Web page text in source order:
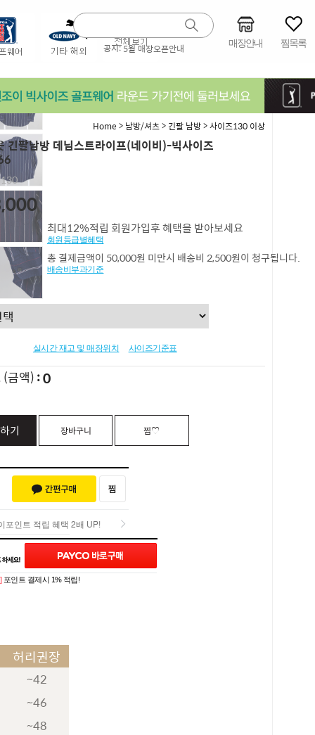
공지:5월 매장오픈안내 매장안내 찜목록
Home> 남방/셔츠> 긴팔 남방>사이즈130 이상
긴팔남방 데님스트라이프(네이비)-빅사이즈
최대12%적립 회원가입후 혜택을 받아보세요
회원등급별혜택
총 결제금액이 50,000원 미만시 배송비 2,500원이 청구됩니다.
배송비부과기준
실시간 재고 및 매장위치 사이즈기준표
(금액) 0
기 장바구니 찜♡
포인트 적립 혜택 2배 UP!
포인트 적립 혜택 2배 UP!
포인트 결제시 1% 적립!
(0)
허리권장
~42
~46
~48